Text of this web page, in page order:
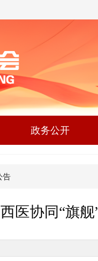
政务公开
告
医协同“旗